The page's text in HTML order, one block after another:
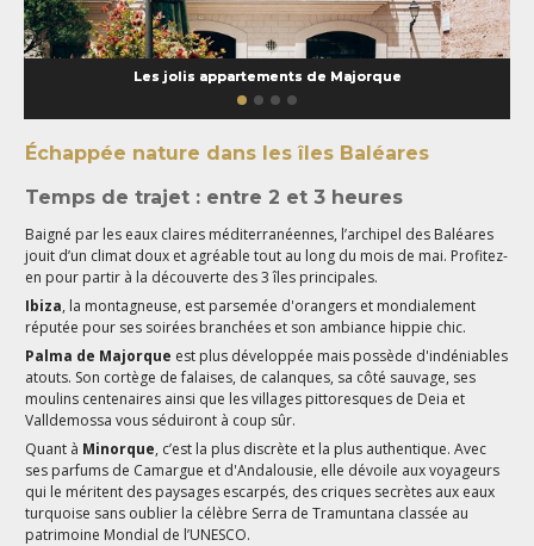
Les jolis appartements de Majorque
Échappée nature dans les îles Baléares
Temps de trajet : entre 2 et 3 heures
Baigné par les eaux claires méditerranéennes, l’archipel des Baléares
jouit d’un climat doux et agréable tout au long du mois de mai. Profitez-
en pour partir à la découverte des 3 îles principales.
Ibiza, la montagneuse, est parsemée d'orangers et mondialement
réputée pour ses soirées branchées et son ambiance hippie chic.
Palma de Majorque est plus développée mais possède d'indéniables
atouts. Son cortège de falaises, de calanques, sa côté sauvage, ses
moulins centenaires ainsi que les villages pittoresques de Deia et
Valldemossa vous séduiront à coup sûr.
Quant à Minorque, c’est la plus discrète et la plus authentique. Avec
ses parfums de Camargue et d'Andalousie, elle dévoile aux voyageurs
qui le méritent des paysages escarpés, des criques secrètes aux eaux
turquoise sans oublier la célèbre Serra de Tramuntana classée au
patrimoine Mondial de l’UNESCO.